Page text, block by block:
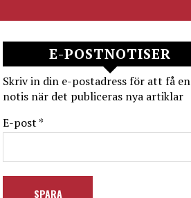
E-POSTNOTISER
Skriv in din e-postadress för att få en
notis när det publiceras nya artiklar
E-post *